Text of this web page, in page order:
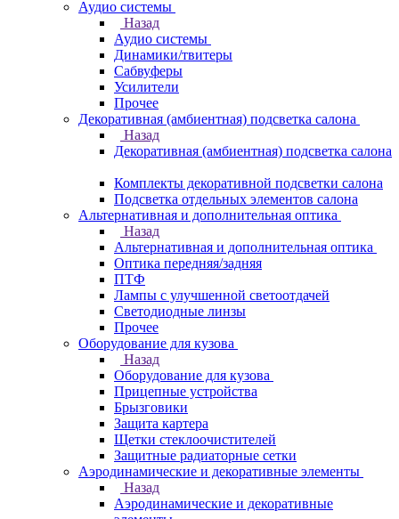
Аудио системы
Назад
Аудио системы
Динамики/твитеры
Сабвуферы
Усилители
Прочее
Декоративная (амбиентная) подсветка салона
Назад
Декоративная (амбиентная) подсветка салона
Комплекты декоративной подсветки салона
Подсветка отдельных элементов салона
Альтернативная и дополнительная оптика
Назад
Альтернативная и дополнительная оптика
Оптика передняя/задняя
ПТФ
Лампы с улучшенной светоотдачей
Светодиодные линзы
Прочее
Оборудование для кузова
Назад
Оборудование для кузова
Прицепные устройства
Брызговики
Защита картера
Щетки стеклоочистителей
Защитные радиаторные сетки
Аэродинамические и декоративные элементы
Назад
Аэродинамические и декоративные